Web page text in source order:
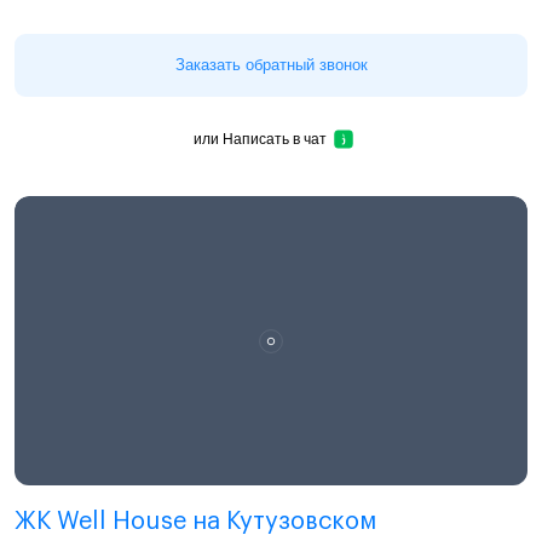
Заказать обратный звонок
или Написать в чат
ЖК Well House на Кутузовском